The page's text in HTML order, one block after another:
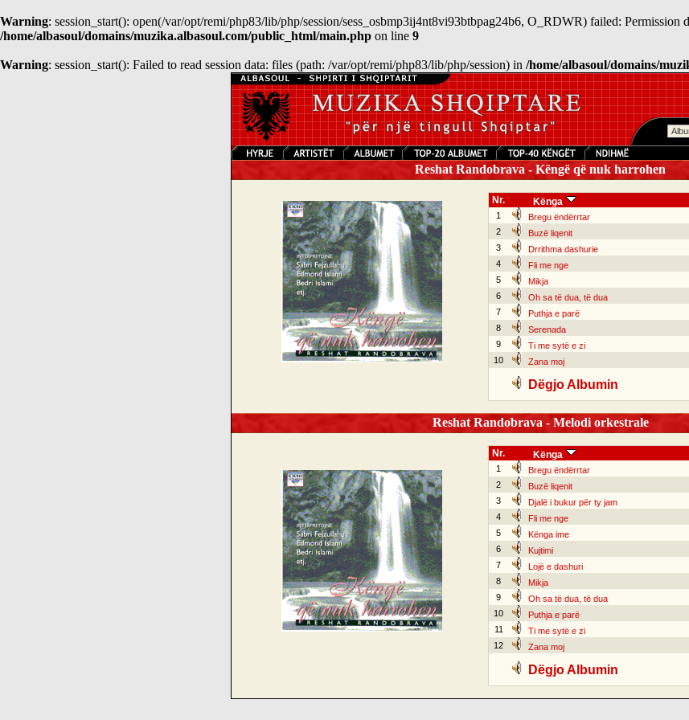
Warning: session_start(): open(/var/opt/remi/php83/lib/php/session/sess_osbmp3ij4nt8vi93btbpag24b6, O_RDWR) failed: Permission
/home/albasoul/domains/muzika.albasoul.com/public_html/main.php on line 9
Warning: session_start(): Failed to read session data: files (path: /var/opt/remi/php83/lib/php/session) in /home/albasoul/domains/
Reshat Randobrava - Këngë që nuk harrohen
Nr. Kënga
1 Bregu ëndërrtar
2
Buzë liqenit
3
Drrithma dashurie
4
Fli me nge
5
Mikja
6
Oh sa të dua, të dua
7
Puthja e parë
8
Serenada
9
Ti me sytë e zi
10
Zana moj
Dëgjo Albumin
Reshat Randobrava - Melodi orkestrale
Nr. Kënga
1 Bregu ëndërrtar
2
Buzë liqenit
3
Djalë i bukur për ty jam
4
Fli me nge
5
Kënga ime
6
Kujtimi
7
Lojë e dashuri
8
Mikja
9
Oh sa të dua, të dua
10
Puthja e parë
11
Ti me sytë e zi
12
Zana moj
Dëgjo Albumin